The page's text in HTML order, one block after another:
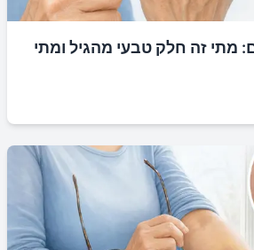
מתי זה חלק טבעי מהגיל ומתי